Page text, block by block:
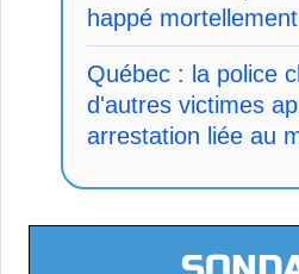
happé
Québec : la police
d'autres victimes
arrestation liée au